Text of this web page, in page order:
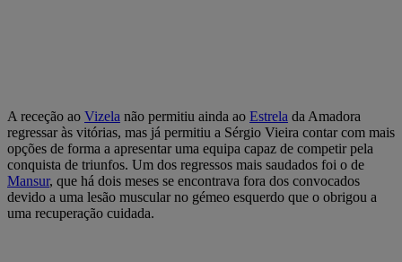
A receção ao Vizela não permitiu ainda ao Estrela da Amadora
regressar às vitórias, mas já permitiu a Sérgio Vieira contar com mais
opções de forma a apresentar uma equipa capaz de competir pela
conquista de triunfos. Um dos regressos mais saudados foi o de
Mansur, que há dois meses se encontrava fora dos convocados
devido a uma lesão muscular no gémeo esquerdo que o obrigou a
uma recuperação cuidada.